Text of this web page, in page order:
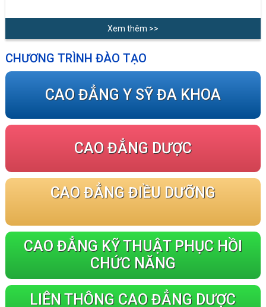
Xem thêm >>
CHƯƠNG TRÌNH ĐÀO TẠO
CAO ĐẲNG Y SỸ ĐA KHOA
CAO ĐẲNG DƯỢC
CAO ĐẲNG ĐIỀU DƯỠNG
CAO ĐẲNG KỸ THUẬT PHỤC HỒI
CHỨC NĂNG
LIÊN THÔNG CAO ĐẲNG DƯỢC